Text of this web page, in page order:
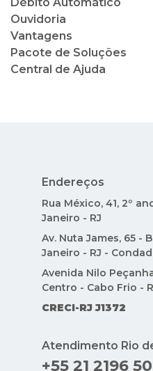
Ouvidoria
Vantagens
Pacote de Soluções
Central de Ajuda
Endereços
Rua México, 41, 2º
Janeiro - RJ
Av. Nuta James, 65 -
Janeiro - RJ -
Avenida Nilo
Centro - Cabo Frio -
CRECI-RJ J1372
Atendimento Rio
+55 21 2196